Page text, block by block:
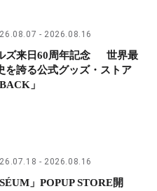
2026.08.16
ズ来日60周年記念 世界最
を誇る公式グッズ・ストア
」
2026.08.16
」POPUP STORE開